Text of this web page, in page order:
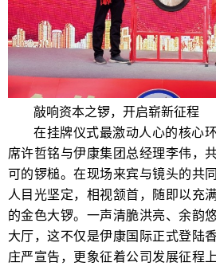
敲响资本之锣，开启崭新征程
在挂牌仪式最激动人心的核心
席许哲铭与伊康集团总经理李伟，
可的锣槌。在现场来宾与镜头的共
人目光坚定，相视颔首，随即以充
的金色大锣。一声清脆洪亮、余韵
大厅，这不仅是伊康国际正式登陆
庄严宣告，更象征着公司发展征程